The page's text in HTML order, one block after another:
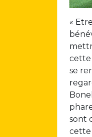
«
cette
se
sont
cette